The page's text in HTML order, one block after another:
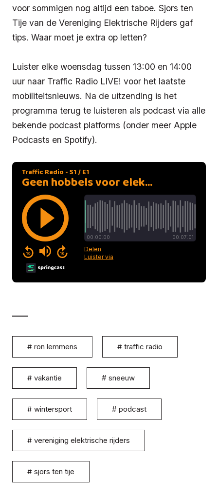
voor sommigen nog altijd een taboe. Sjors ten
Tije van de Vereniging Elektrische Rijders gaf
tips. Waar moet je extra op letten?
Luister elke woensdag tussen 13:00 en 14:00
uur naar Traffic Radio LIVE! voor het laatste
mobiliteitsnieuws. Na de uitzending is het
programma terug te luisteren als podcast via alle
bekende podcast platforms (onder meer Apple
Podcasts en Spotify).
# ron lemmens # traffic radio
# vakantie # sneeuw
# wintersport # podcast
# vereniging elektrische rijders
# sjors ten tije